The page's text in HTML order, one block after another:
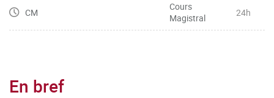
CM
Cours
Magistral
24h
En bref